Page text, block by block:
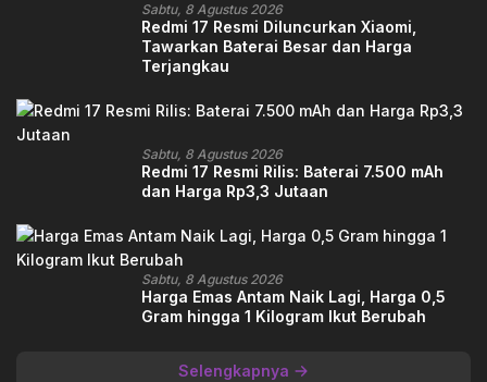
Sabtu, 8 Agustus 2026
Redmi 17 Resmi Diluncurkan Xiaomi,
Tawarkan Baterai Besar dan Harga
Terjangkau
Sabtu, 8 Agustus 2026
Redmi 17 Resmi Rilis: Baterai 7.500 mAh
dan Harga Rp3,3 Jutaan
Sabtu, 8 Agustus 2026
Harga Emas Antam Naik Lagi, Harga 0,5
Gram hingga 1 Kilogram Ikut Berubah
Selengkapnya